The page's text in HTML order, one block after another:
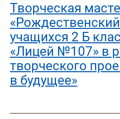
Творческая
учащихся 2 Б
«Лицей №107» в
творческого
в будущее»